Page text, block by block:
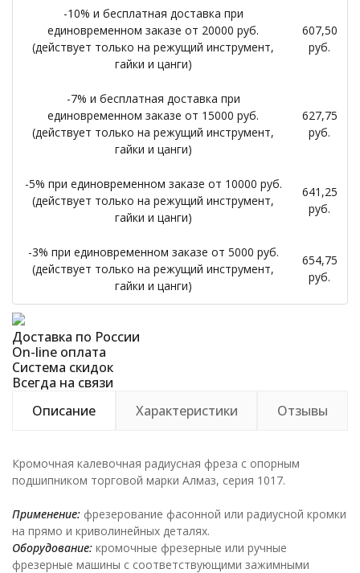
-10% и бесплатная доставка при
единовременном заказе от 20000 руб.
(действует только на режущий инструмент,
гайки и цанги)
607,50
руб.
-7% и бесплатная доставка при
единовременном заказе от 15000 руб.
(действует только на режущий инструмент,
гайки и цанги)
627,75
руб.
-5% при единовременном заказе от 10000 руб.
(действует только на режущий инструмент,
гайки и цанги)
641,25
руб.
-3% при единовременном заказе от 5000 руб.
(действует только на режущий инструмент,
гайки и цанги)
654,75
руб.
Доставка по России
On-line оплата
Система скидок
Всегда на связи
Описание
Характеристики Отзывы
Кромочная калевочная радиусная фреза с опорным
подшипником торговой марки Алмаз, серия 1017.
Применение: фрезерование фасонной или радиусной кромки
на прямо и криволинейных деталях.
Оборудование: кромочные фрезерные или ручные
фрезерные машины с соответствующими зажимными